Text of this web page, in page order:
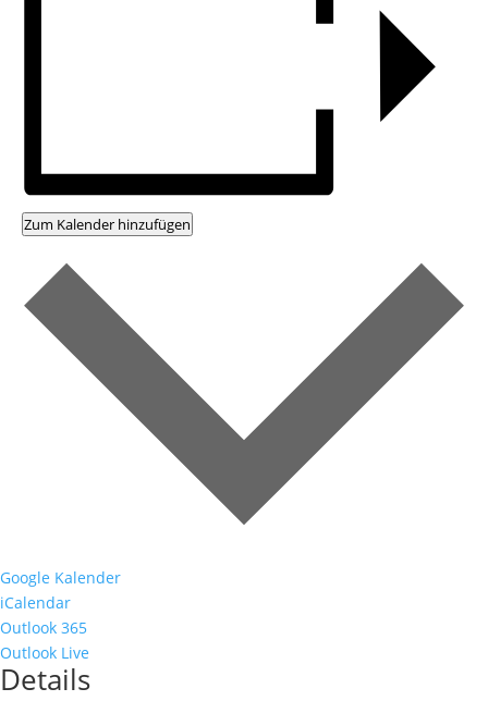
Zum Kalender hinzufügen
Google Kalender
iCalendar
Outlook 365
Outlook Live
Details